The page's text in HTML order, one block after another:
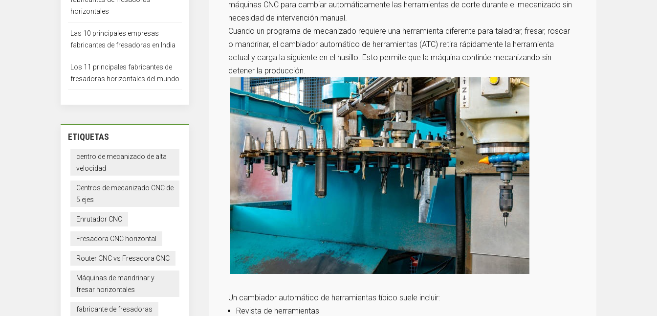
máquinas CNC para cambiar automáticamente las herramientas de corte durante el mecanizado sin
necesidad de intervención manual.
Cuando un programa de mecanizado requiere una herramienta diferente para taladrar, fresar, roscar
o mandrinar, el cambiador automático de herramientas (ATC) retira rápidamente la herramienta
actual y carga la siguiente en el husillo. Esto permite que la máquina continúe mecanizando sin
detener la producción.
Un cambiador automático de herramientas típico suele incluir:
Revista de herramientas
horizontales
Las 10 principales empresas
fabricantes de fresadoras en India
Los 11 principales fabricantes de
fresadoras horizontales del mundo
ETIQUETAS
centro de mecanizado de alta
velocidad
Centros de mecanizado CNC de
5 ejes
Enrutador CNC
Fresadora CNC horizontal
Router CNC vs Fresadora CNC
Máquinas de mandrinar y
fresar horizontales
fabricante de fresadoras